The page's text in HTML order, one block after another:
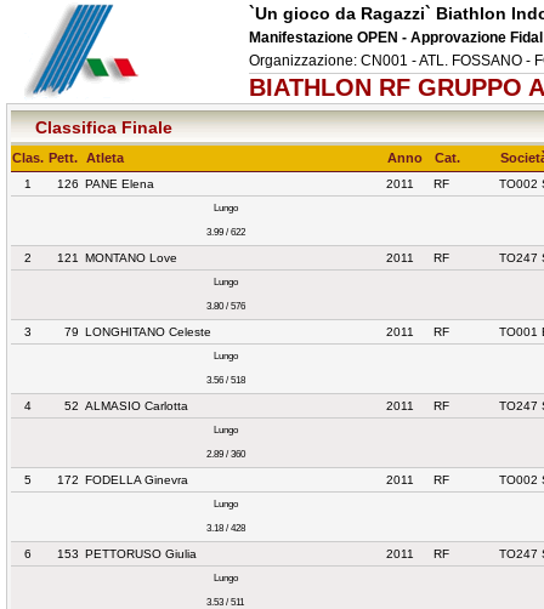
`Un gioco da Ragazzi` Biathlon
Manifestazione OPEN - Approvazione
Organizzazione: CN001 - ATL. FOSSANO -
BIATHLON RF GRUPPO
Classifica Finale
Clas. Pett. Atleta Anno Cat.
1 126 PANE Elena 2011 RF TO002
Lungo
3.99 / 622
2 121 MONTANO Love 2011 RF TO247
Lungo
3.80 / 576
3 79 LONGHITANO Celeste 2011 RF TO001
Lungo
3.56 / 518
4 52 ALMASIO Carlotta 2011 RF TO247
Lungo
2.89 / 360
5 172 FODELLA Ginevra 2011 RF TO002
Lungo
3.18 / 428
6 153 PETTORUSO Giulia 2011 RF TO247
Lungo
3.53 / 511